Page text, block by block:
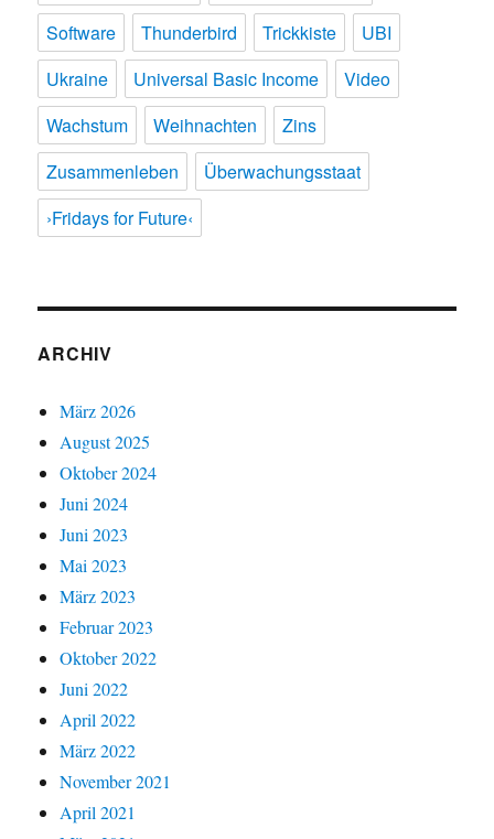
Software
Thunderbird Trickkiste
UBI
Ukraine
Universal Basic Income
Video
Wachstum
Weihnachten
Zins
Zusammenleben
Überwachungsstaat
›Fridays for Future‹
ARCHIV
März 2026
August 2025
Oktober 2024
Juni 2024
Juni 2023
Mai 2023
März 2023
Februar 2023
Oktober 2022
Juni 2022
April 2022
März 2022
November 2021
April 2021